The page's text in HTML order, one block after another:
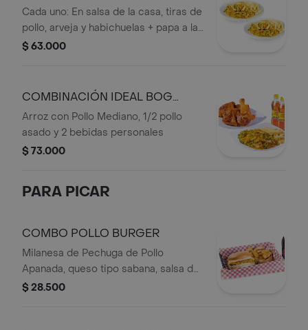
OFERTA
Cada uno: En salsa de la casa, tiras de
pollo, arveja y habichuelas + papa a la
francesa.
$ 63.000
COMBINACIÓN IDEAL BOG
OFERTA
Arroz con Pollo Mediano, 1/2 pollo
asado y 2 bebidas personales
$ 73.000
PARA PICAR
COMBO POLLO BURGER
Milanesa de Pechuga de Pollo
Apanada, queso tipo sabana, salsa de
la casa en Pan de Papa, acompañado
$ 28.500